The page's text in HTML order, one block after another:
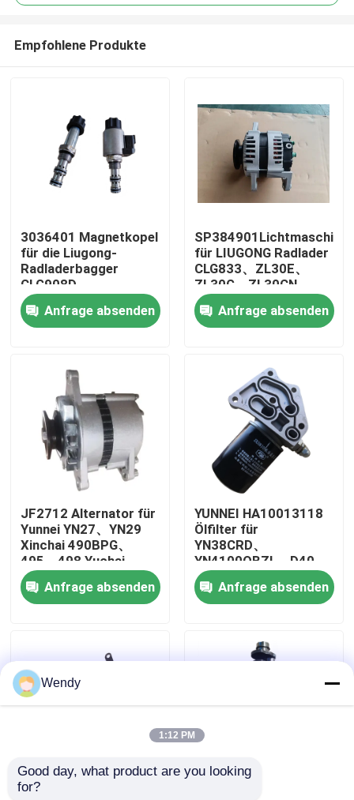
Produkte
Videos
Über uns
Fabrik-Ausflug
Qualitätskontrolle
Nachrichten
Bloggen
Empfohlene Produkte
3036401 Magnetkopel
für die Liugong-
Radladerbagger
CLG908D、
CLG915D、CLG920D /
CLG920、CLG922D /
CLG922、CLG225
Anfrage absenden
SP384901Lichtmaschine
für LIUGONG Radlader
CLG833、ZL30E、
ZL30G、ZL30CN、
CLG835H、
CLG836H、CLG842H
CLG848H
Anfrage absenden
JF2712 Alternator für
Yunnei YN27、YN29
Xinchai 490BPG、
495、498 Yuchai
YC4F、YC4D Motor
Ersatzteil
Anfrage absenden
YUNNEI HA10013118
Ölfilter für
YN38CRD、
YN4100QBZL、D40、
D45、4102QB Motor-
Ersatzteile
Anfrage absenden
HA10005881
Wendy
1:12 PM
Good day, what product are you looking
for?